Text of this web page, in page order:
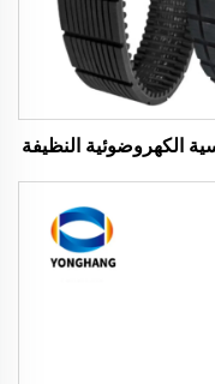
الكهروضوئية النظيفة